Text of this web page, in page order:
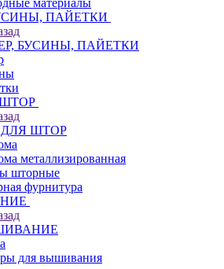
материалы
ПАЙЕТКИ
БУСИНЫ, ПАЙЕТКИ
ШТОР
металлизированная
шторные
фурнитура
для вышивания